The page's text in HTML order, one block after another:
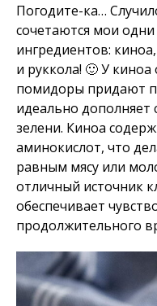
Погодите-ка…
сочетаются мои
ингредиентов:
и руккола! 🙂 У
помидоры придают
идеально дополняет
зелени. Киноа
аминокислот, что
равным мясу или
отличный источник
обеспечивает
продолжительного